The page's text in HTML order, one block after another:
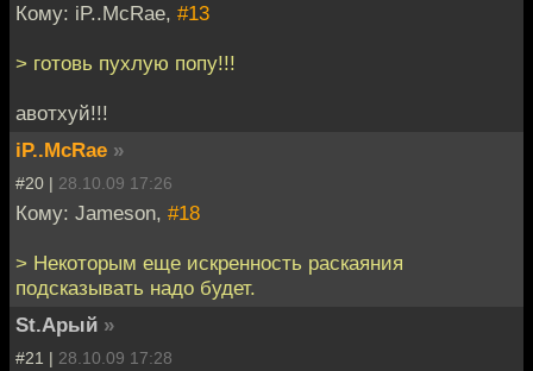
Кому: iP..McRae, #13
> готовь пухлую попу!!!
авотхуй!!!
iP..McRae »
#20 | 28.10.09 17:26
Кому: Jameson, #18
> Некоторым еще искренность раскаяния
подсказывать надо будет.
St.Арый »
#21 | 28.10.09 17:28